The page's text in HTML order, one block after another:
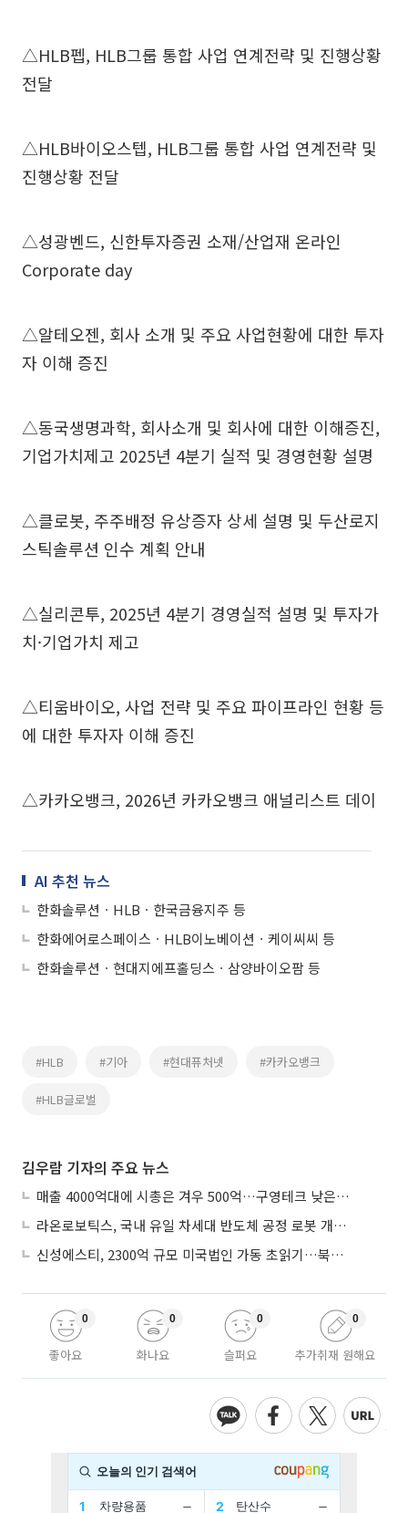
△HLB펩, HLB그룹 통합 사업 연계전략 및 진행상황
전달
△HLB바이오스텝, HLB그룹 통합 사업 연계전략 및
진행상황 전달
△성광벤드, 신한투자증권 소재/산업재 온라인
Corporate day
△알테오젠, 회사 소개 및 주요 사업현황에 대한 투자
자 이해 증진
△동국생명과학, 회사소개 및 회사에 대한 이해증진,
기업가치제고 2025년 4분기 실적 및 경영현황 설명
△클로봇, 주주배정 유상증자 상세 설명 및 두산로지
스틱솔루션 인수 계획 안내
△실리콘투, 2025년 4분기 경영실적 설명 및 투자가
치·기업가치 제고
△티움바이오, 사업 전략 및 주요 파이프라인 현황 등
에 대한 투자자 이해 증진
△카카오뱅크, 2026년 카카오뱅크 애널리스트 데이
AI 추천 뉴스
한화솔루션ㆍHLBㆍ한국금융지주 등
한화에어로스페이스ㆍHLB이노베이션ㆍ케이씨씨 등
한화솔루션ㆍ현대지에프홀딩스ㆍ삼양바이오팜 등
#HLB #기아 #현대퓨처넷 #카카오뱅크
#HLB글로벌
김우람 기자의 주요 뉴스
매출 4000억대에 시총은 겨우 500억…구영테크 낮은 몸값에 저가 승계 마무리
라온로보틱스, 국내 유일 차세대 반도체 공정 로봇 개발 ‘고객사 테스트 진행’
신성에스티, 2300억 규모 미국법인 가동 초읽기…북미 ESS 공략 본격화
좋아요
0
화나요
0
슬퍼요
0
추가취재 원해요
0